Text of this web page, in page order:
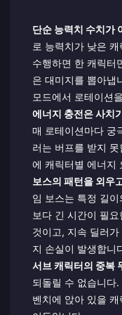
단순 능력치 수치가
로 능력치가 낮은
수행하면 한 캐릭터
은 대미지를 뽑아냅
모드에서 로테이션
에너지 충전은 사치
매 로테이션마다 궁
러는 버프를 받지
에 캐릭터별 에너지
보스의 패턴을 외우
임 보스는 특정 길
보다 긴 시간이 필
것이고, 지속 딜러
지 손실이 발생합니
서브 캐릭터의 중복
되돌릴 수 없습니다
벤치에 앉아 있을